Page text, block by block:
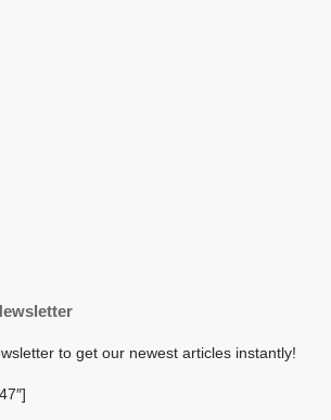
to get our newest articles instantly!